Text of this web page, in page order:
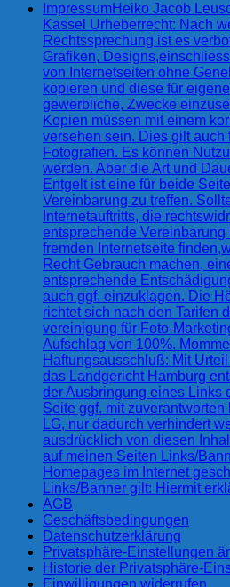
ImpressumHeiko Jacob
Kassel Urheberrecht: Nach
Rechtssprechung ist es
Grafiken,
von Internetseiten ohne
kopieren und diese für
gewerbliche, Zwecke
Kopien müssen mit einem
versehen sein. Dies gilt auch
Fotografien. Es können
werden. Aber die Art und
Entgelt ist eine für beide
Vereinbarung zu treffen.
Internetauftritts, die
entsprechende
fremden Internetseite
Recht Gebrauch machen,
entsprechende
auch ggf. einzuklagen. Die
richtet sich nach den Tarifen
vereinigung für Foto-
Aufschlag von 100%.
Haftungsausschluß: Mit
das Landgericht Hamburg
der Ausbringung eines Links
Seite ggf. mit
LG, nur dadurch verhindert
ausdrücklich von diesen
auf meinen Seiten Links/
Homepages im Internet
Links/Banner gilt: Hiermit
AGB
Geschäftsbedingungen
Datenschutzerklärung
Privatsphäre-Einstellungen
Historie der Privatsphäre-
Einwilligungen widerrufen